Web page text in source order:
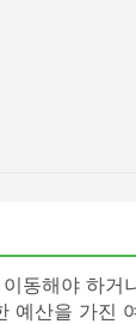
동해야 하
예산을 가진